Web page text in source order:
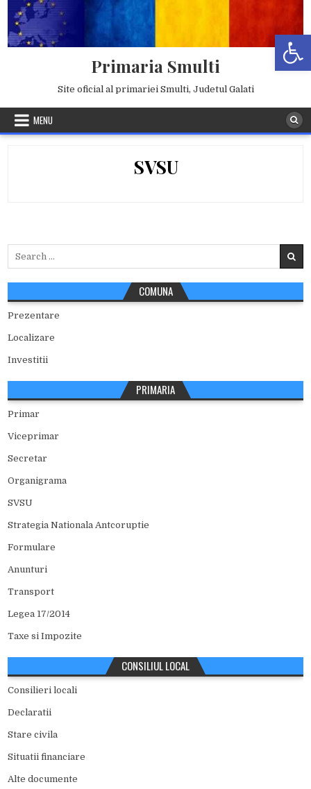
content
Primaria Smulti
Site oficial al primariei Smulti, Judetul Galati
MENU
SVSU
COMUNA
Prezentare
Localizare
Investitii
PRIMARIA
Primar
Viceprimar
Secretar
Organigrama
SVSU
Strategia Nationala Antcoruptie
Formulare
Anunturi
Transport
Legea 17/2014
Taxe si Impozite
CONSILIUL LOCAL
Consilieri locali
Declaratii
Stare civila
Situatii financiare
Alte documente